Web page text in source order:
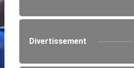
Divertissement